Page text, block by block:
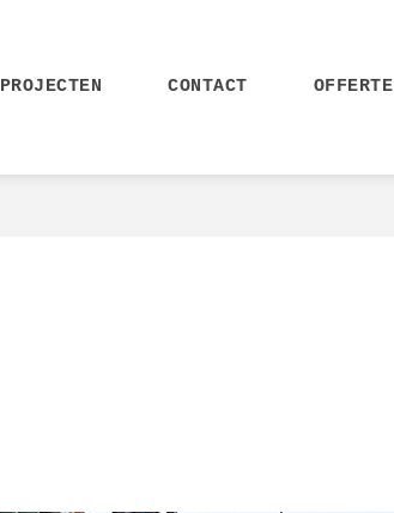
PROJECTEN CONTACT OFFERTE